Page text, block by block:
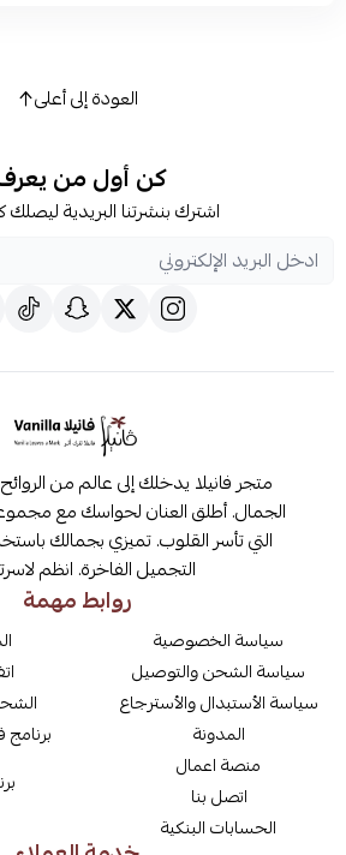
العودة إلى أعلى
كن أول من
اشترك بنشرتنا البريدية
متجر فانيلا يدخلك إلى عالم من
الجمال. أطلق العنان لحواسك مع
التي تأسر القلوب. تميزي بجمالك
التجميل الفاخرة. انظم
روابط مهمة
سياسة الخصوصية
سياسة الشحن والتوصيل
سياسة الأستبدال والأسترجاع
المدونة
منصة اعمال
اتصل بنا
الحسابات البنكية
برنامج